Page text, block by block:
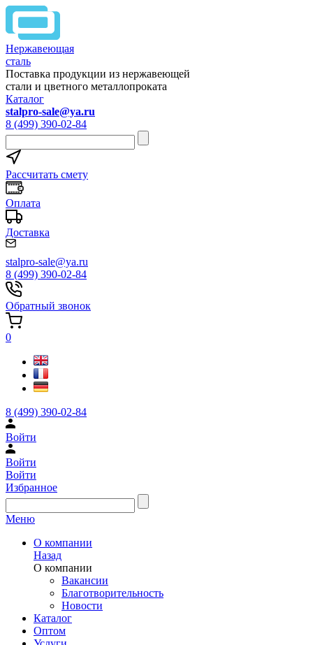
Нержавеющая
сталь
Поставка продукции из нержавеющей
стали и цветного металлопроката
Каталог
stalpro-sale@ya.ru
8 (499) 390-02-84
Рассчитать смету
Оплата
Доставка
stalpro-sale@ya.ru
8 (499) 390-02-84
Обратный звонок
0
8 (499) 390-02-84
Войти
Войти
Войти
Избранное
Меню
О компании
Назад
О компании
Вакансии
Благотворительность
Новости
Каталог
Оптом